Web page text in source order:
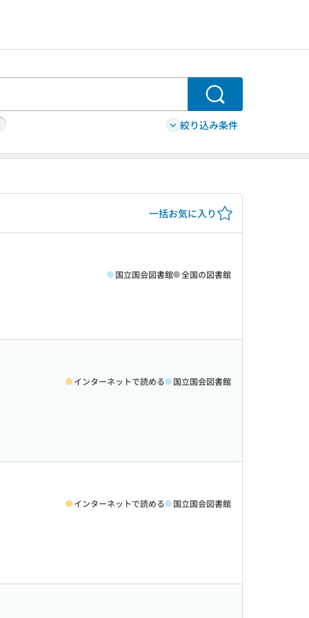
検索
絞り込み条件
一括お気に入り
国立国会図書館 全国の図書館
インターネットで読める 国立国会図書館
インターネットで読める 国立国会図書館